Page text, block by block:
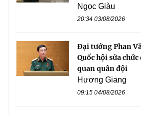
Ngọc Giàu
20:34 03/08/2026
Đại tướng Phan
Quốc hội sửa
quan quân đội
Hương Giang
09:15 04/08/2026